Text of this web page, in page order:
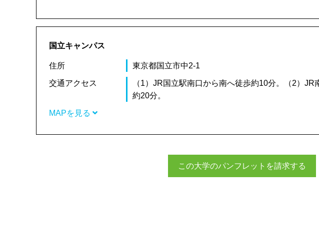
国立キャンパス
住所 東京都国立市中2-1
交通アクセス
（1）JR国立駅南口から南へ徒歩約10分。（2）
約20分。
MAPを見る
この大学のパンフレットを請求する